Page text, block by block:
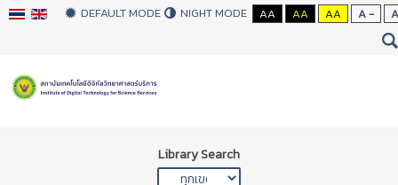
DEFAULT MODE NIGHT MODE AA AA AA A - A
Library Search